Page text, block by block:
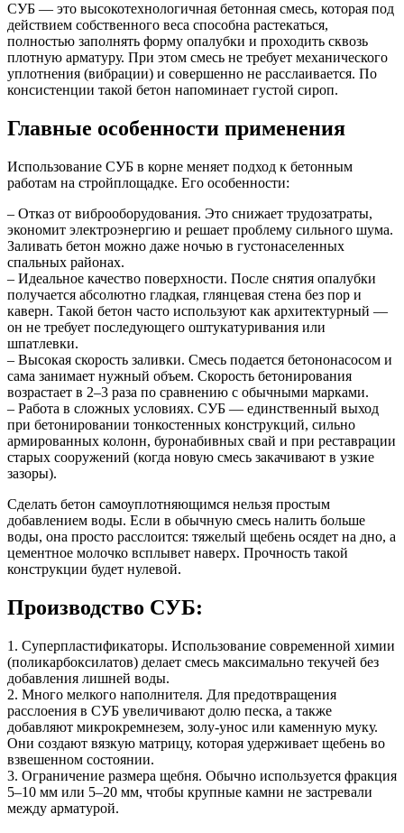
СУБ — это высокотехнологичная бетонная смесь, которая под
действием собственного веса способна растекаться,
полностью заполнять форму опалубки и проходить сквозь
плотную арматуру. При этом смесь не требует механического
уплотнения (вибрации) и совершенно не расслаивается. По
консистенции такой бетон напоминает густой сироп.
Главные особенности применения
Использование СУБ в корне меняет подход к бетонным
работам на стройплощадке. Его особенности:
– Отказ от виброоборудования. Это снижает трудозатраты,
экономит электроэнергию и решает проблему сильного шума.
Заливать бетон можно даже ночью в густонаселенных
спальных районах.
– Идеальное качество поверхности. После снятия опалубки
получается абсолютно гладкая, глянцевая стена без пор и
каверн. Такой бетон часто используют как архитектурный —
он не требует последующего оштукатуривания или
шпатлевки.
– Высокая скорость заливки. Смесь подается бетононасосом и
сама занимает нужный объем. Скорость бетонирования
возрастает в 2–3 раза по сравнению с обычными марками.
– Работа в сложных условиях. СУБ — единственный выход
при бетонировании тонкостенных конструкций, сильно
армированных колонн, буронабивных свай и при реставрации
старых сооружений (когда новую смесь закачивают в узкие
зазоры).
Сделать бетон самоуплотняющимся нельзя простым
добавлением воды. Если в обычную смесь налить больше
воды, она просто расслоится: тяжелый щебень осядет на дно, а
цементное молочко всплывет наверх. Прочность такой
конструкции будет нулевой.
Производство СУБ:
1. Суперпластификаторы. Использование современной химии
(поликарбоксилатов) делает смесь максимально текучей без
добавления лишней воды.
2. Много мелкого наполнителя. Для предотвращения
расслоения в СУБ увеличивают долю песка, а также
добавляют микрокремнезем, золу-унос или каменную муку.
Они создают вязкую матрицу, которая удерживает щебень во
взвешенном состоянии.
3. Ограничение размера щебня. Обычно используется фракция
5–10 мм или 5–20 мм, чтобы крупные камни не застревали
между арматурой.